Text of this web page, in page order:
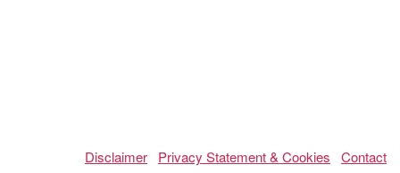
Disclaimer Privacy Statement & Cookies Contact